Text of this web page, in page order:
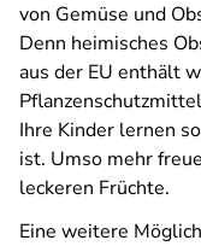
von Gemüse und
Denn heimisches
aus der EU enthält
Ihre Kinder lernen
ist. Umso mehr
leckeren Früchte.
Eine weitere